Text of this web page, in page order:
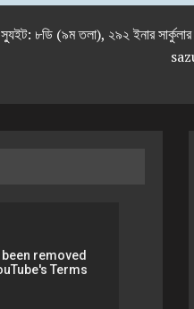
সেন্টার, স্যুইট: ৮ডি (৯ম তলা), ২৯২